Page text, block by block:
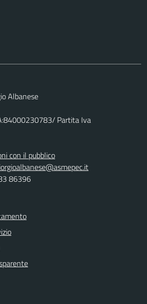
Albanese
Partita Iva
con il pubblico
86396